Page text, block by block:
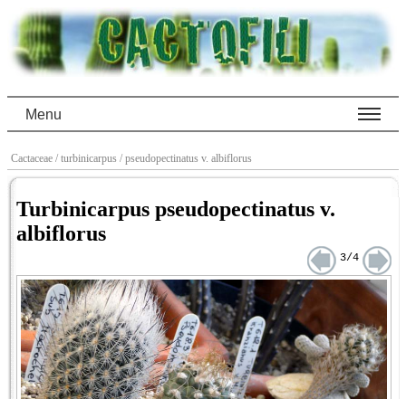
Menu
Cactaceae / turbinicarpus / pseudopectinatus v. albiflorus
Turbinicarpus pseudopectinatus v.
albiflorus
3/4